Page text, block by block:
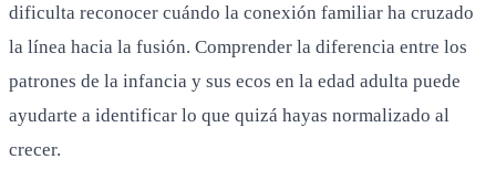
dificulta reconocer cuándo la conexión familiar ha cruzado
la línea hacia la fusión. Comprender la diferencia entre los
patrones de la infancia y sus ecos en la edad adulta puede
ayudarte a identificar lo que quizá hayas normalizado al
crecer.